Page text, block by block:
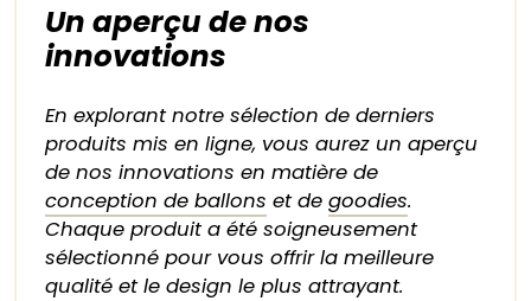
Un aperçu de nos
innovations
En explorant notre sélection de derniers
produits mis en ligne, vous aurez un aperçu
de nos innovations en matière de
conception de ballons et de goodies.
Chaque produit a été soigneusement
sélectionné pour vous offrir la meilleure
qualité et le design le plus attrayant.